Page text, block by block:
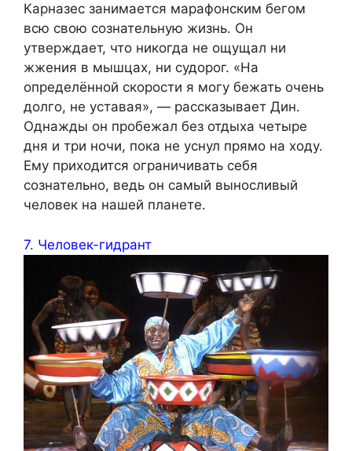
Карназес занимается марафонским бегом
всю свою сознательную жизнь. Он
утверждает, что никогда не ощущал ни
жжения в мышцах, ни судорог. «На
определённой скорости я могу бежать очень
долго, не уставая», — рассказывает Дин.
Однажды он пробежал без отдыха четыре
дня и три ночи, пока не уснул прямо на ходу.
Ему приходится ограничивать себя
сознательно, ведь он самый выносливый
человек на нашей планете.
7. Человек-гидрант